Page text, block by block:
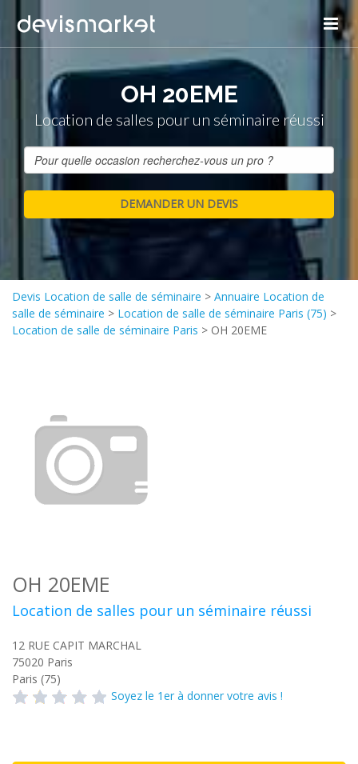
OH 20EME
Location de salles pour un séminaire réussi
Devis Location de salle de séminaire > Annuaire Location de
salle de séminaire > Location de salle de séminaire Paris (75) >
Location de salle de séminaire Paris > OH 20EME
OH 20EME
Location de salles pour un séminaire réussi
12 RUE CAPIT MARCHAL
75020 Paris
Paris (75)
Soyez le 1er à donner votre avis !